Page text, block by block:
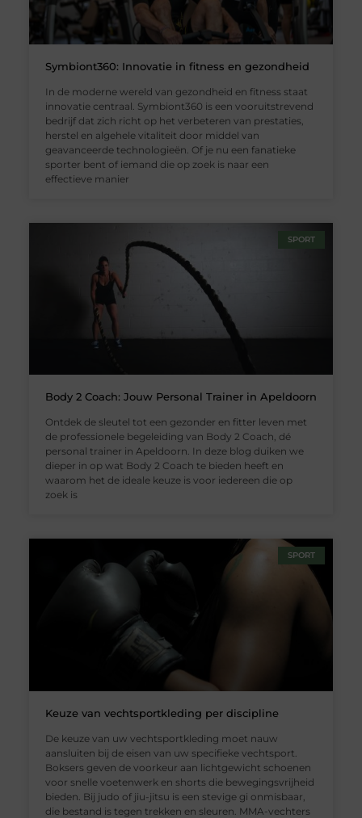
Symbiont360: Innovatie in fitness en gezondheid
In de moderne wereld van gezondheid en fitness staat
innovatie centraal. Symbiont360 is een vooruitstrevend
bedrijf dat zich richt op het verbeteren van prestaties,
herstel en algehele vitaliteit door middel van
geavanceerde technologieën. Of je nu een fanatieke
sporter bent of iemand die op zoek is naar een
effectieve manier
SPORT
Body 2 Coach: Jouw Personal Trainer in Apeldoorn
Ontdek de sleutel tot een gezonder en fitter leven met
de professionele begeleiding van Body 2 Coach, dé
personal trainer in Apeldoorn. In deze blog duiken we
dieper in op wat Body 2 Coach te bieden heeft en
waarom het de ideale keuze is voor iedereen die op
zoek is
SPORT
Keuze van vechtsportkleding per discipline
De keuze van uw vechtsportkleding moet nauw
aansluiten bij de eisen van uw specifieke vechtsport.
Boksers geven de voorkeur aan lichtgewicht schoenen
voor snelle voetenwerk en shorts die bewegingsvrijheid
bieden. Bij judo of jiu-jitsu is een stevige gi onmisbaar,
die bestand is tegen trekken en sleuren. MMA-vechters